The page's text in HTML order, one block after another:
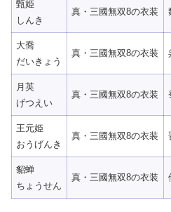
甄姫
しんき
真・三國無双8の衣装
大喬
だいきょう
真・三國無双8の衣装
月英
げつえい
真・三國無双8の衣装
王元姫
おうげんき
真・三國無双8の衣装
貂蝉
ちょうせん
真・三國無双8の衣装